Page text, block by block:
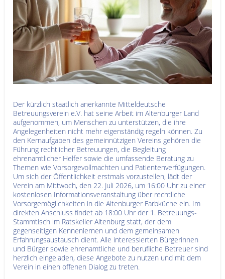
Der kürzlich staatlich anerkannte Mitteldeutsche
Betreuungsverein e.V. hat seine Arbeit im Altenburger Land
aufgenommen, um Menschen zu unterstützen, die ihre
Angelegenheiten nicht mehr eigenständig regeln können. Zu
den Kernaufgaben des gemeinnützigen Vereins gehören die
Führung rechtlicher Betreuungen, die Begleitung
ehrenamtlicher Helfer sowie die umfassende Beratung zu
Themen wie Vorsorgevollmachten und Patientenverfügungen.
Um sich der Öffentlichkeit erstmals vorzustellen, lädt der
Verein am Mittwoch, den 22. Juli 2026, um 16:00 Uhr zu einer
kostenlosen Informationsveranstaltung über rechtliche
Vorsorgemöglichkeiten in die Altenburger Farbküche ein. Im
direkten Anschluss findet ab 18:00 Uhr der 1. Betreuungs-
Stammtisch im Ratskeller Altenburg statt, der dem
gegenseitigen Kennenlernen und dem gemeinsamen
Erfahrungsaustausch dient. Alle interessierten Bürgerinnen
und Bürger sowie ehrenamtliche und berufliche Betreuer sind
herzlich eingeladen, diese Angebote zu nutzen und mit dem
Verein in einen offenen Dialog zu treten.